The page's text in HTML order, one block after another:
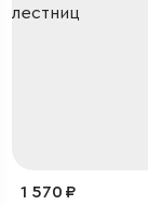
1 570 ₽